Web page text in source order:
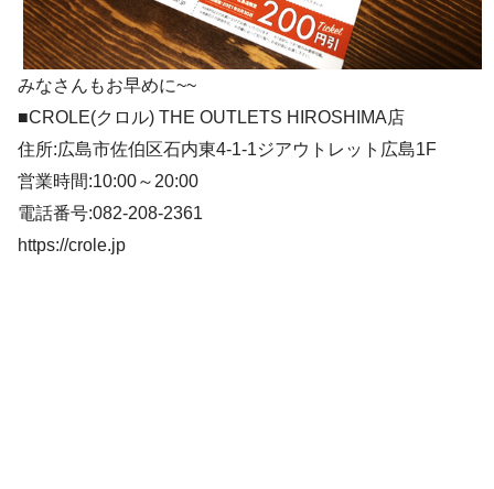
みなさんもお早めに~~
■CROLE(クロル) THE OUTLETS HIROSHIMA店
住所:広島市佐伯区石内東4-1-1ジアウトレット広島1F
営業時間:10:00～20:00
電話番号:082-208-2361
https://crole.jp